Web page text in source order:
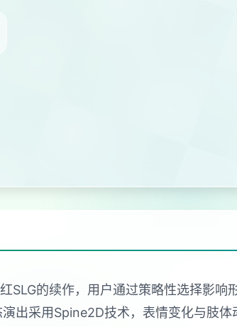
SLG的续作，用户通过策略性选择影
出采用Spine2D技术，表情变化与肢体